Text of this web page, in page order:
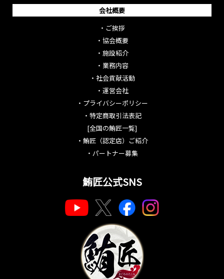
会社概要
・ ご挨拶
・ 協会概要
・ 施設紹介
・ 業務内容
・ 社会貢献活動
・ 運営会社
・ プライバシーポリシー
・ 特定商取引法表記
[全国の鮪匠一覧]
・ 鮪匠（認定店）ご紹介
・ パートナー募集
鮪匠公式SNS